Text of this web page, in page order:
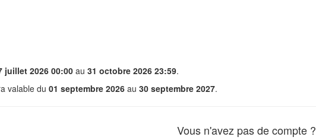
juillet 2026 00:00au 31 octobre 2026 23:59.
valable du 01 septembre 2026 au 30 septembre 2027.
Vous n'avez pas de compte ?